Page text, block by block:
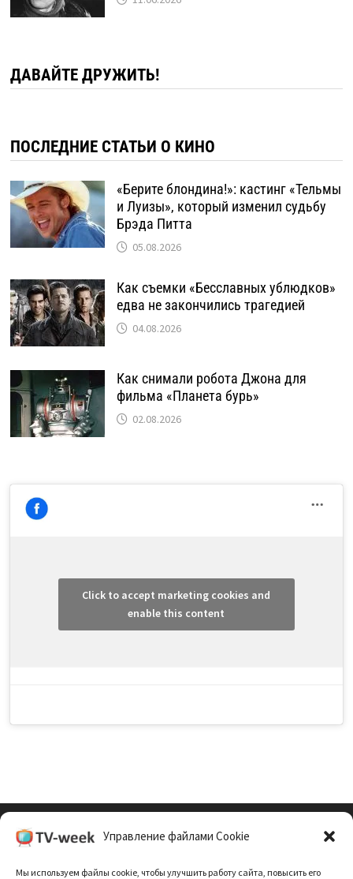
Управление файлами Cookie
Мы используем файлы cookie, чтобы улучшить работу сайта, повысить его
ДАВАЙТЕ ДРУЖИТЬ!
ПОСЛЕДНИЕ СТАТЬИ О КИНО
«Берите блондина!»: кастинг «Тельмы
и Луизы», который изменил судьбу
Брэда Питта
05.08.2026
Как съемки «Бесславных ублюдков»
едва не закончились трагедией
04.08.2026
Как снимали робота Джона для
фильма «Планета бурь»
02.08.2026
Click to accept marketing cookies and
enable this content